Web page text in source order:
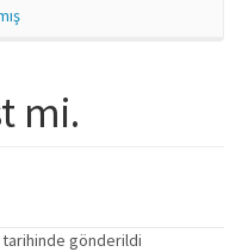
mi.
tarihinde gönderildi